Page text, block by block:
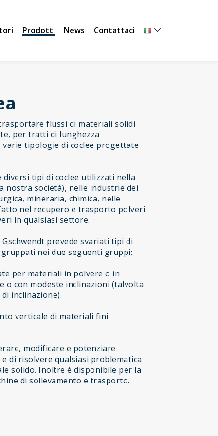
Prodotti News Contattaci
flussi di materiali solidi
per tratti di lunghezza
tipologie di coclee progettate
tipi di coclee utilizzati nella
nostra società), nelle industrie dei
mineraria, chimica, nelle
nel recupero e trasporto polveri
in qualsiasi settore.
prevede svariati tipi di
nei due seguenti gruppi:
per materiali in polvere o in
o con modeste inclinazioni (talvolta
inclinazione).
verticale di materiali fini
modificare e potenziare
di risolvere qualsiasi problematica
solido. Inoltre è disponibile per la
di sollevamento e trasporto.